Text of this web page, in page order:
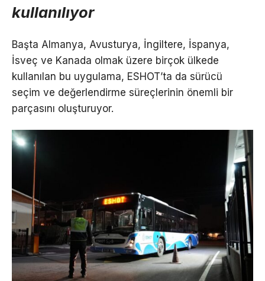
kullanılıyor
Başta Almanya, Avusturya, İngiltere, İspanya,
İsveç ve Kanada olmak üzere birçok ülkede
kullanılan bu uygulama, ESHOT’ta da sürücü
seçim ve değerlendirme süreçlerinin önemli bir
parçasını oluşturuyor.